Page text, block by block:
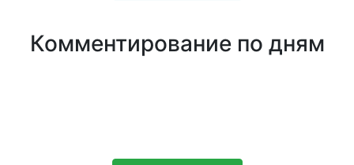
Комментирование по дням